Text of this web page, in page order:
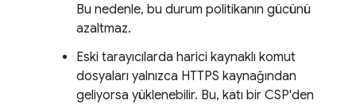
Bu nedenle, bu durum politikanın gücünü
azaltmaz.
Eski tarayıcılarda harici kaynaklı komut
dosyaları yalnızca HTTPS kaynağından
geliyorsa yüklenebilir. Bu, katı bir CSP'den